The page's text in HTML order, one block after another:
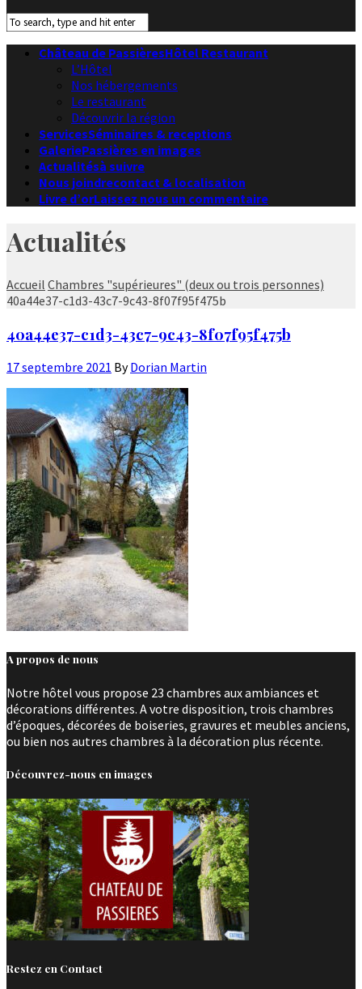
Château de PassièresHôtel Restaurant
L’Hôtel
Nos hébergements
Le restaurant
Découvrir la région
ServicesSéminaires & receptions
GaleriePassières en images
Actualitésà suivre
Nous joindrecontact & localisation
Livre d’orLaissez nous un commentaire
Actualités
Accueil Chambres "supérieures" (deux ou trois personnes)
40a44e37-c1d3-43c7-9c43-8f07f95f475b
40a44e37-c1d3-43c7-9c43-8f07f95f475b
17 septembre 2021 ByDorian Martin
A propos de nous
Notre hôtel vous propose 23 chambres aux ambiances et
décorations différentes. A votre disposition, trois chambres
d’époques, décorées de boiseries, gravures et meubles anciens,
ou bien nos autres chambres à la décoration plus récente.
Découvrez-nous en images
Restez en Contact